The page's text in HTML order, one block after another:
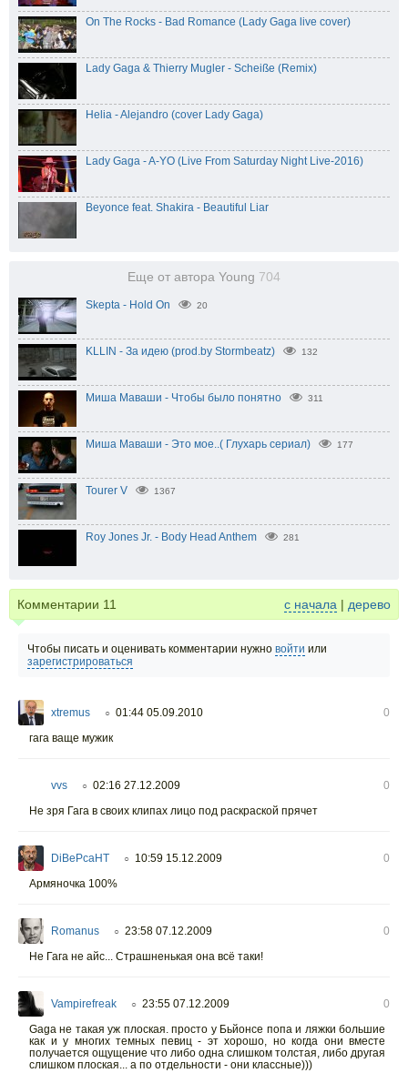
On The Rocks - Bad Romance (Lady Gaga live cover)
Lady Gaga & Thierry Mugler - Scheiße (Remix)
Helia - Alejandro (cover Lady Gaga)
Lady Gaga - A-YO (Live From Saturday Night Live-2016)
Beyonce feat. Shakira - Beautiful Liar
Еще от автора Young 704
Skepta - Hold On 20
KLLIN - За идею (prod.by Stormbeatz) 132
Миша Маваши - Чтобы было понятно 311
Миша Маваши - Это мое..( Глухарь сериал) 177
Tourer V 1367
Roy Jones Jr. - Body Head Anthem 281
Комментарии 11 с начала | дерево
Чтобы писать и оценивать комментарии нужно войти или
зарегистрироваться
xtremus ○ 01:44 05.09.2010
0
гага ваще мужик
vvs ○ 02:16 27.12.2009
0
Не зря Гага в своих клипах лицо под раскраской прячет
DiBePcaHT ○ 10:59 15.12.2009
0
Армяночка 100%
Romanus ○ 23:58 07.12.2009
0
Не Гага не айс... Страшненькая она всё таки!
Vampirefreak ○ 23:55 07.12.2009
0
Gaga не такая уж плоская. просто у Бьйонсе попа и ляжки большие
как и у многих темных певиц - эт хорошо, но когда они вместе
получается ощущение что либо одна слишком толстая, либо другая
слишком плоская... а по отдельности - они классные)))